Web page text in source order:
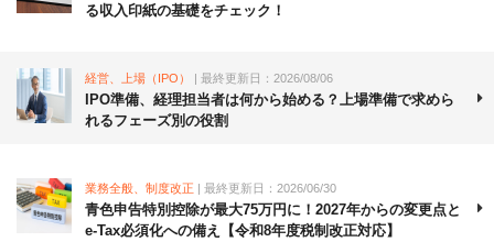
る収入印紙の基礎をチェック！
経営、上場（IPO） | 最終更新日：2026/08/06
IPO準備、経理担当者は何から始める？上場準備で求めら
れるフェーズ別の役割
業務全般、制度改正 | 最終更新日：2026/06/30
青色申告特別控除が最大75万円に！2027年からの変更点と
e-Tax必須化への備え【令和8年度税制改正対応】